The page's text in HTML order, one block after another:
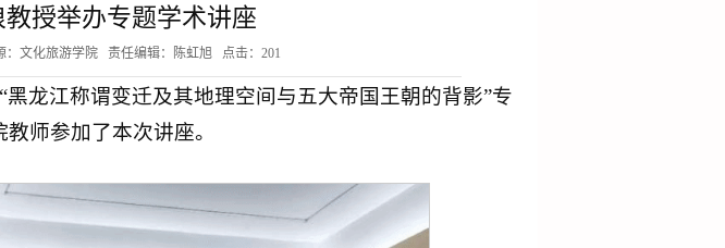
授举办专题学术讲座
：文化旅游学院 责任编辑：陈虹旭 点击： 201
龙江称谓变迁及其地理空间与五大帝国王朝的背影”专
师参加了本次讲座。